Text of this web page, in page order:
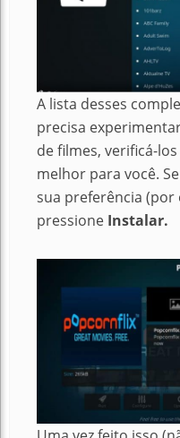
A lista desses
precisa
de filmes, verificá-
melhor para você.
sua preferência (por
pressione Instalar.